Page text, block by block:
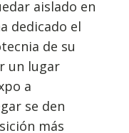
aislado en
dedicado el
de su
un lugar
a
se den
más